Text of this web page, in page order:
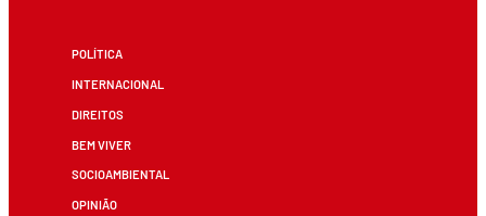
POLÍTICA
INTERNACIONAL
DIREITOS
BEM VIVER
SOCIOAMBIENTAL
OPINIÃO